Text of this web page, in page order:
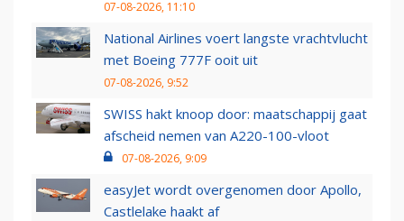
07-08-2026, 11:10
National Airlines voert langste vrachtvlucht
met Boeing 777F ooit uit
07-08-2026, 9:52
SWISS hakt knoop door: maatschappij gaat
afscheid nemen van A220-100-vloot
07-08-2026, 9:09
easyJet wordt overgenomen door Apollo,
Castlelake haakt af